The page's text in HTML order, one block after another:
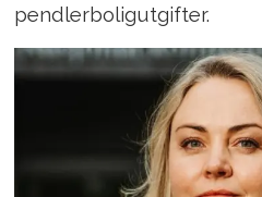
pendlerboligutgifter.